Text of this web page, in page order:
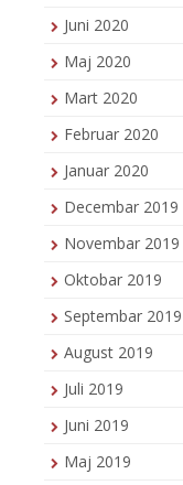
Juni 2020
Maj 2020
Mart 2020
Februar 2020
Januar 2020
Decembar 2019
Novembar 2019
Oktobar 2019
Septembar 2019
August 2019
Juli 2019
Juni 2019
Maj 2019